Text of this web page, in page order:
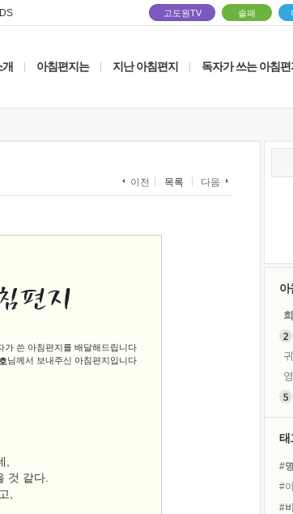
고도원TV 솔패
아침편지는 지난 아침편지 독자가 쓰는 아침편
이전 목록 다음
가 쓴 아침편지를 배달해드립니다
님께서 보내주신 아침편지입니다
것 같다.
,
아
태
#
#
#